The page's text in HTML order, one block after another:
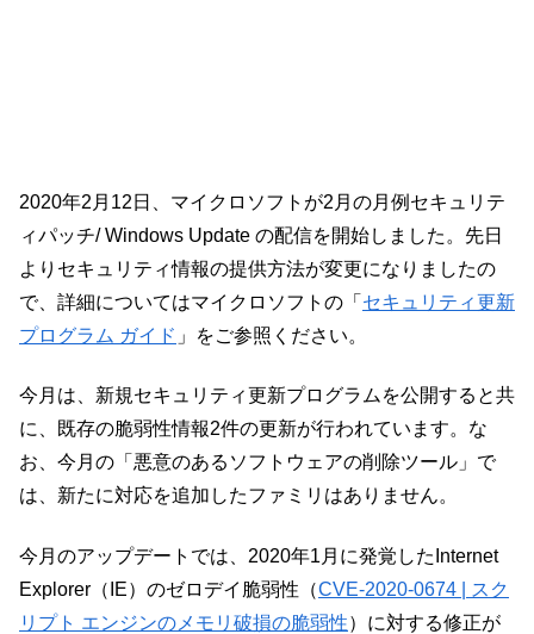
2020年2月12日、マイクロソフトが2月の月例セキュリテ
ィパッチ/ Windows Update の配信を開始しました。先日
よりセキュリティ情報の提供方法が変更になりましたの
で、詳細についてはマイクロソフトの「 セキュリティ更新
プログラム ガイド 」をご参照ください。
今月は、新規セキュリティ更新プログラムを公開すると共
に、既存の脆弱性情報2件の更新が行われています。な
お、今月の「悪意のあるソフトウェアの削除ツール」で
は、新たに対応を追加したファミリはありません。
今月のアップデートでは、2020年1月に発覚したInternet
Explorer（IE）のゼロデイ脆弱性（CVE-2020-0674 | スク
リプト エンジンのメモリ破損の脆弱性）に対する修正が